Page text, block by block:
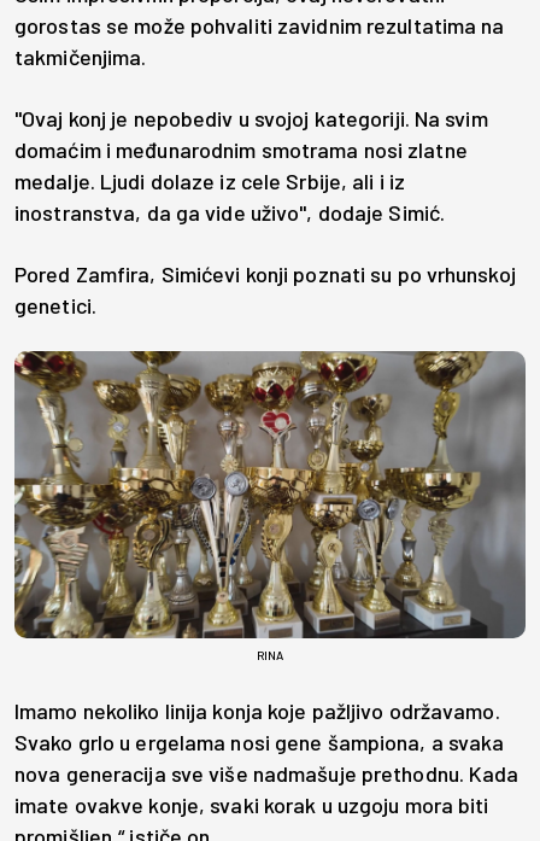
gorostas se može pohvaliti zavidnim rezultatima na
takmičenjima.
"Ovaj konj je nepobediv u svojoj kategoriji. Na svim
domaćim i međunarodnim smotrama nosi zlatne
medalje. Ljudi dolaze iz cele Srbije, ali i iz
inostranstva, da ga vide uživo", dodaje Simić.
Pored Zamfira, Simićevi konji poznati su po vrhunskoj
genetici.
RINA
Imamo nekoliko linija konja koje pažljivo održavamo.
Svako grlo u ergelama nosi gene šampiona, a svaka
nova generacija sve više nadmašuje prethodnu. Kada
imate ovakve konje, svaki korak u uzgoju mora biti